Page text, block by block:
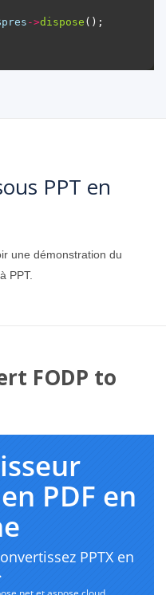
->dispose
PPT en
une démonstration du
PPT.
FODP to